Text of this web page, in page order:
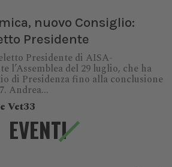
nuovo Consiglio:
Presidente
Presidente di AISA-
l’Assemblea del 29 luglio, che ha
di Presidenza fino alla conclusione
Andrea...
Vet33
EVENTI